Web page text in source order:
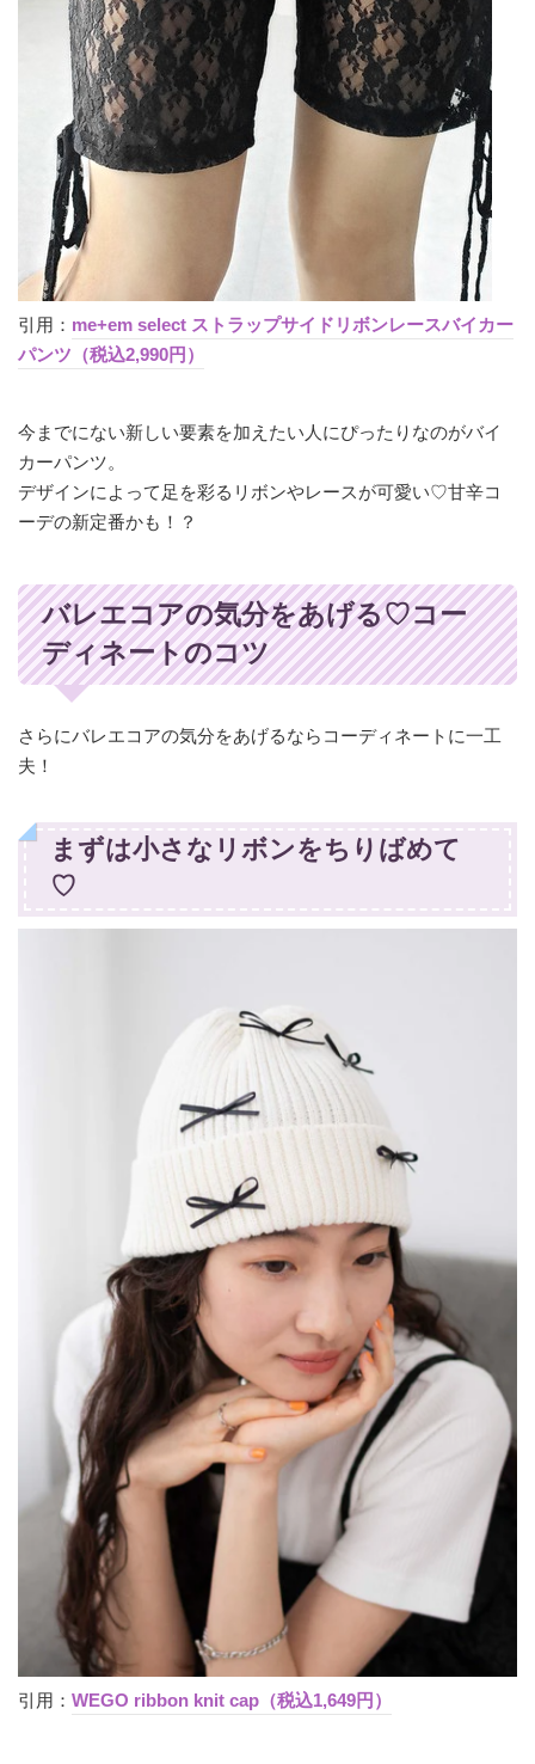
引用： me+em select ストラップサイドリボンレースバイカー
パンツ（税込2,990円）
今までにない新しい要素を加えたい人にぴったりなのがバイ
カーパンツ。
デザインによって足を彩るリボンやレースが可愛い♡甘辛コ
ーデの新定番かも！？
バレエコアの気分をあげる♡コー
ディネートのコツ
さらにバレエコアの気分をあげるならコーディネートに一工
夫！
まずは小さなリボンをちりばめて
♡
引用： WEGO ribbon knit cap（税込1,649円）